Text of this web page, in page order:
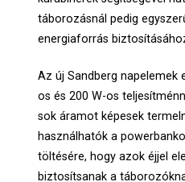
táborozásnál pedig
energiaforrás
Az új Sandberg napelemek
os és 200 W-os
sok áramot képesek
használhatók a
töltésére, hogy azok éjjel
biztosítsanak a